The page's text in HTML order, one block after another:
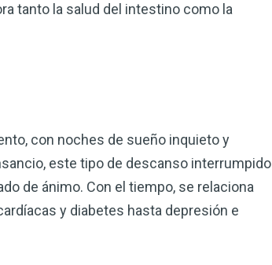
tanto la salud del intestino como la
con noches de sueño inquieto y
este tipo de descanso interrumpido
de ánimo. Con el tiempo, se relaciona
y diabetes hasta depresión e